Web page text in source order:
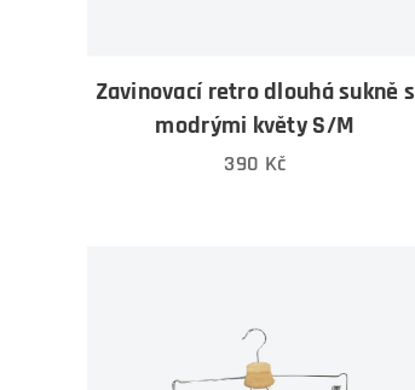
Zavinovací retro dlouhá sukně s
modrými květy S/M
390 Kč